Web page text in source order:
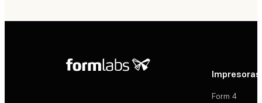
Impresoras
Form 4